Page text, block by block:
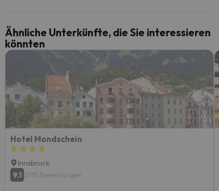
Ähnliche Unterkünfte, die Sie interessieren
könnten
Hotel Mondschein
Innsbruck
9.1 2175 Bewertungen